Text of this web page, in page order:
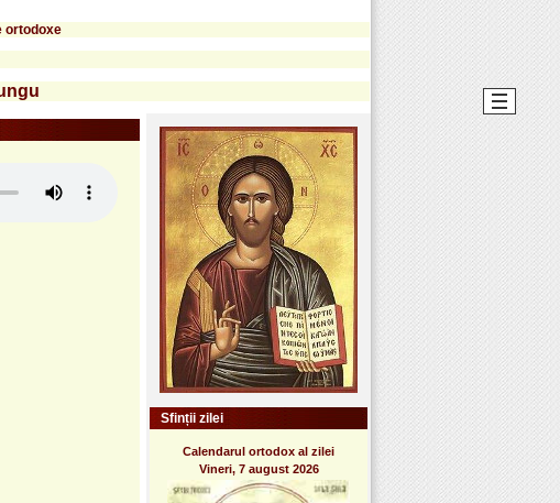
ortodoxe
Sfinții zilei
Calendarul ortodox al zilei
Vineri, 7 august 2026